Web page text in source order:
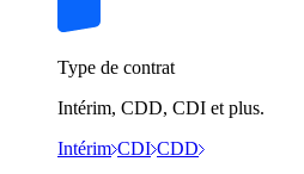
Type de contrat
Intérim, CDD, CDI et plus.
Intérim CDI CDD